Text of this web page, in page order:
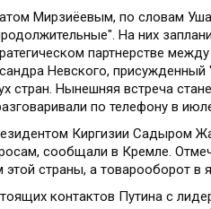
Мирзиёевым, по словам
На них
партнерстве
Невского,
стран. Нынешняя встреча
по телефону в
Киргизии Садыром
сообщали в Кремле.
страны, а товарооборот в
контактов Путина с